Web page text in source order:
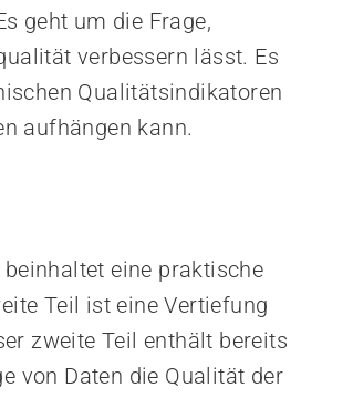
geht um die Frage,
verbessern lässt. Es
Qualitätsindikatoren
aufhängen kann.
eine praktische
Teil ist eine Vertiefung
zweite Teil enthält bereits
von Daten die Qualität der